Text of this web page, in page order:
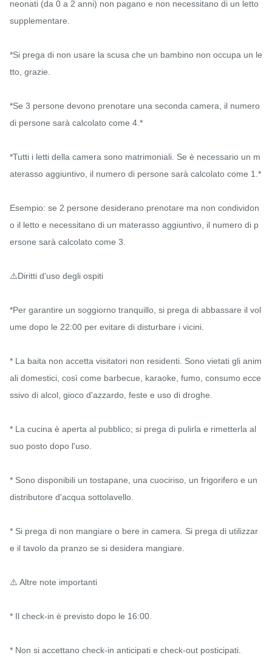
neonati (da 0 a 2 anni) non pagano e non necessitano di un letto
supplementare.
*Si prega di non usare la scusa che un bambino non occupa un le
tto, grazie.
*Se 3 persone devono prenotare una seconda camera, il numero
di persone sarà calcolato come 4.*
*Tutti i letti della camera sono matrimoniali. Se è necessario un m
aterasso aggiuntivo, il numero di persone sarà calcolato come 1.*
Esempio: se 2 persone desiderano prenotare ma non condividon
o il letto e necessitano di un materasso aggiuntivo, il numero di p
ersone sarà calcolato come 3.
⚠️Diritti d'uso degli ospiti
*Per garantire un soggiorno tranquillo, si prega di abbassare il vol
ume dopo le 22:00 per evitare di disturbare i vicini.
* La baita non accetta visitatori non residenti. Sono vietati gli anim
ali domestici, così come barbecue, karaoke, fumo, consumo ecce
ssivo di alcol, gioco d'azzardo, feste e uso di droghe.
* La cucina è aperta al pubblico; si prega di pulirla e rimetterla al
suo posto dopo l'uso.
* Sono disponibili un tostapane, una cuociriso, un frigorifero e un
distributore d'acqua sottolavello.
* Si prega di non mangiare o bere in camera. Si prega di utilizzar
e il tavolo da pranzo se si desidera mangiare.
⚠️ Altre note importanti
* Il check-in è previsto dopo le 16:00.
* Non si accettano check-in anticipati e check-out posticipati.